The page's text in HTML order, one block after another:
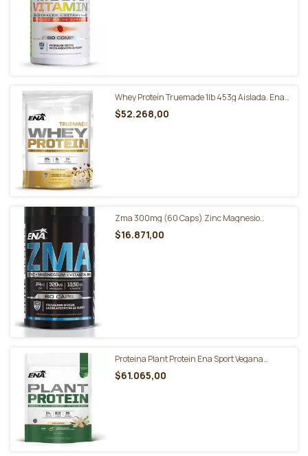
Whey Proteín Truemade 1lb 453g Aislada. Ena
$52.268,00
Zma 300mg (60 Caps) Zinc Magnesio
$16.871,00
Proteina Plant Protein Ena Sport Vegana
$61.065,00